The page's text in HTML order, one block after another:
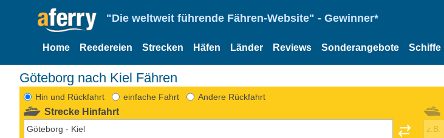
"Die weltweit führende Fähren-Website" - Gewinner*
Home Reedereien Strecken Häfen Länder Reviews Sonderangebote Schiffe
Göteborg nach Kiel Fähren
Hin und Rückfahrt einfache Fahrt Andere Rückfahrt
Strecke Hinfahrt